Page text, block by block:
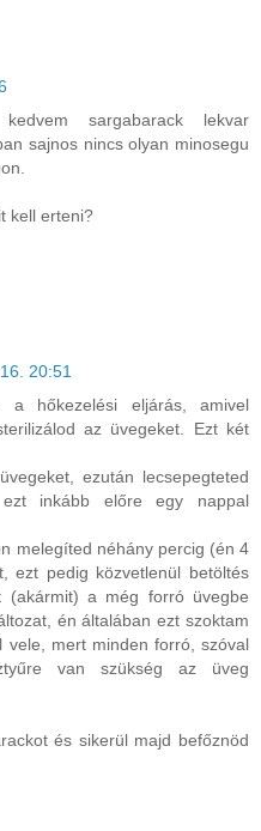
sargabarack lekvar
sajnos nincs olyan minosegu
kell erteni?
20:51
hőkezelési eljárás, amivel
az üvegeket. Ezt két
ezután lecsepegteted
inkább előre egy nappal
melegíted néhány percig (én 4
ezt pedig közvetlenül betöltés
(akármit) a még forró üvegbe
én általában ezt szoktam
vele, mert minden forró, szóval
van szükség az üveg
és sikerül majd befőznöd